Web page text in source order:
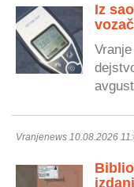
Iz
Vranjenews 10.08.2026